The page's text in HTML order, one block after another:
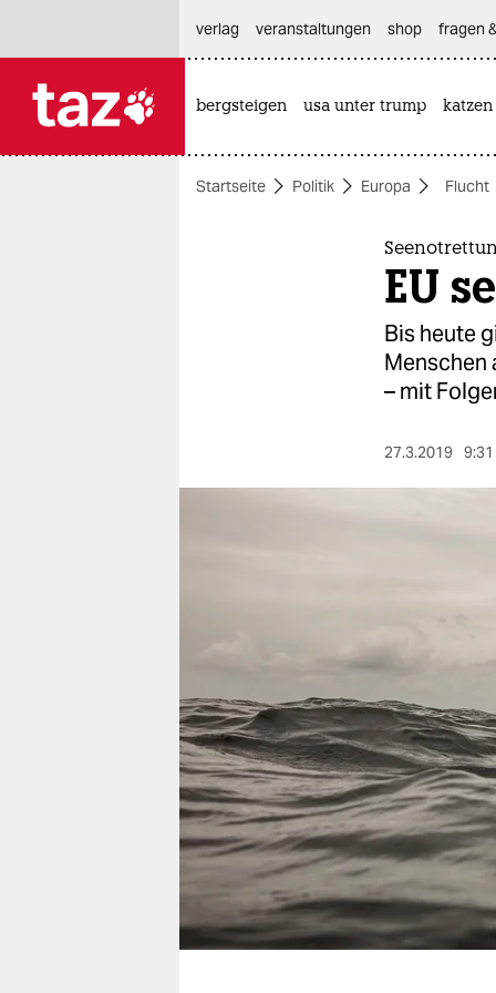
themen
veranstaltungen
shop
fragen & hilfe
unterstützen
abo
genossenschaft
verlag
veranstaltungen shop fragen
bergsteigen usa unter trump katzen
Startseite Politik Europa Flucht
EU
Bis heute
Menschen
– mit
27.3.2019